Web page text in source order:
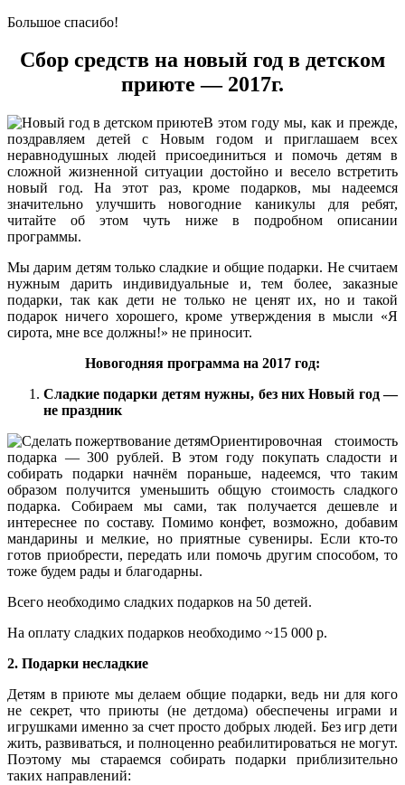
Большое спасибо!
Сбор средств на новый год в детском
приюте — 2017г.
В этом году мы, как и прежде,
поздравляем детей с Новым годом и приглашаем всех
неравнодушных людей присоединиться и помочь детям в
сложной жизненной ситуации достойно и весело встретить
новый год. На этот раз, кроме подарков, мы надеемся
значительно улучшить новогодние каникулы для ребят,
читайте об этом чуть ниже в подробном описании
программы.
Мы дарим детям только сладкие и общие подарки. Не считаем
нужным дарить индивидуальные и, тем более, заказные
подарки, так как дети не только не ценят их, но и такой
подарок ничего хорошего, кроме утверждения в мысли «Я
сирота, мне все должны!» не приносит.
Новогодняя программа на 2017 год:
Сладкие подарки детям нужны, без них Новый год —
не праздник
Ориентировочная стоимость
подарка — 300 рублей. В этом году покупать сладости и
собирать подарки начнём пораньше, надеемся, что таким
образом получится уменьшить общую стоимость сладкого
подарка. Собираем мы сами, так получается дешевле и
интереснее по составу. Помимо конфет, возможно, добавим
мандарины и мелкие, но приятные сувениры. Если кто-то
готов приобрести, передать или помочь другим способом, то
тоже будем рады и благодарны.
Всего необходимо сладких подарков на 50 детей.
На оплату сладких подарков необходимо ~15 000 р.
2. Подарки несладкие
Детям в приюте мы делаем общие подарки, ведь ни для кого
не секрет, что приюты (не детдома) обеспечены играми и
игрушками именно за счет просто добрых людей. Без игр дети
жить, развиваться, и полноценно реабилитироваться не могут.
Поэтому мы стараемся собирать подарки приблизительно
таких направлений: